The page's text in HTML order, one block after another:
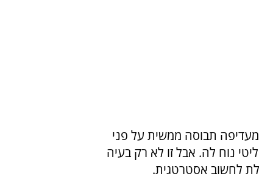
תבוסה ממשית על פני
נוח לה. אבל זו לא רק בעיה
לחשוב אסטרטגית.